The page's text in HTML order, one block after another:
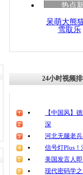
热点
呆萌大熊
雪取乐
24小时视频
【中国风】
深
河北无腿老
信号灯Plus
美国发言人
现代密码学